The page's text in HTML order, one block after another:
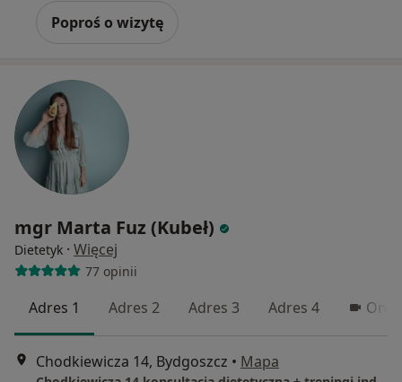
Poproś o wizytę
mgr Marta Fuz (Kubeł)
Dietetyk · Więcej
77 opinii
Adres 1 Adres 2 Adres 3 Adres 4
Chodkiewicza 14, Bydgoszcz • Mapa